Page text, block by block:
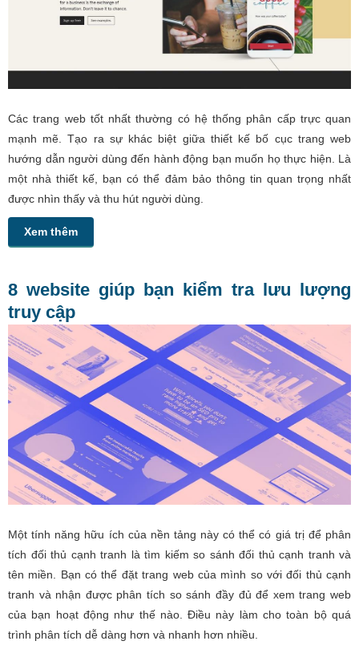
Các trang web tốt nhất thường có hệ thống phân cấp trực quan
mạnh mẽ. Tạo ra sự khác biệt giữa thiết kế bố cục trang web
hướng dẫn người dùng đến hành động bạn muốn họ thực hiện. Là
một nhà thiết kế, bạn có thể đảm bảo thông tin quan trọng nhất
được nhìn thấy và thu hút người dùng.
Xem thêm
8 website giúp bạn kiểm tra lưu lượng
truy cập
Một tính năng hữu ích của nền tảng này có thể có giá trị để phân
tích đối thủ cạnh tranh là tìm kiếm so sánh đối thủ cạnh tranh và
tên miền. Bạn có thể đặt trang web của mình so với đối thủ cạnh
tranh và nhận được phân tích so sánh đầy đủ để xem trang web
của bạn hoạt động như thế nào. Điều này làm cho toàn bộ quá
trình phân tích dễ dàng hơn và nhanh hơn nhiều.